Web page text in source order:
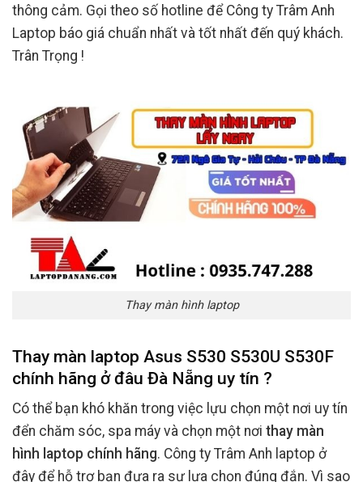
thông cảm. Gọi theo số hotline để Công ty Trâm Anh
Laptop báo giá chuẩn nhất và tốt nhất đến quý khách.
Trân Trọng !
Thay màn hình laptop
Thay màn laptop Asus S530 S530U S530F
chính hãng ở đâu Đà Nẵng uy tín ?
Có thể bạn khó khăn trong việc lựu chọn một nơi uy tín
đển chăm sóc, spa máy và chọn một nơi thay màn
hình laptop chính hãng. Công ty Trâm Anh laptop ở
đây để hỗ trợ bạn đưa ra sự lựa chọn đúng đắn. Vì sao